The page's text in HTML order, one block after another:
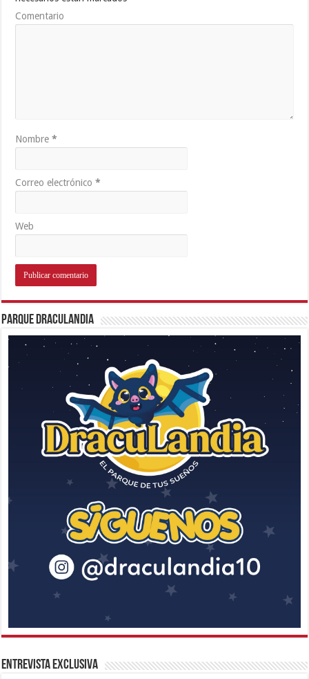
Comentario
Nombre*
Correo electrónico*
Web
Parque Draculandia
Entrevista Exclusiva